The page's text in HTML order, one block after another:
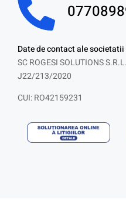
Date de contact ale societatii
SC ROGESI SOLUTIONS S.R.L.
J22/213/2020
CUI: RO42159231